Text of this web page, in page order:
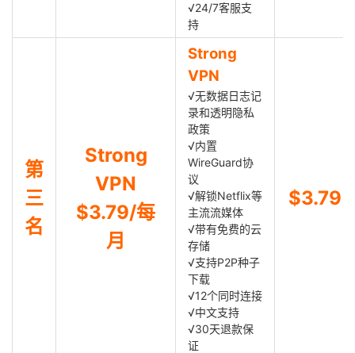
√24/7客服支
持
第
三
名
Strong
VPN
$3.79/每
月
Strong
VPN
√无数据日志记
录和透明隐私
政策
√内置
WireGuard协
议
√解锁Netflix等
主流流媒体
√带有免费的云
存储
√支持P2P种子
下载
√12个同时连接
√中文支持
√30天退款保
证
$3.79